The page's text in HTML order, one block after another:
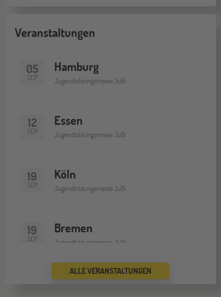
Veranstaltungen
05
SEP
Hamburg
Jugendbildungsmesse JuBi
12
SEP
Essen
Jugendbildungsmesse JuBi
19
SEP
Köln
Jugendbildungsmesse JuBi
19
SEP
Bremen
Jugendbildungsmesse JuBi
Düsseldorf
ALLE VERANSTALTUNGEN